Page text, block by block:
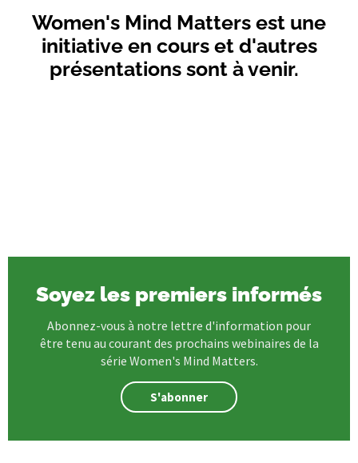
Women's Mind Matters est une
initiative en cours et d'autres
présentations sont à venir.
Soyez les premiers informés
Abonnez-vous à notre lettre d'information pour
être tenu au courant des prochains webinaires de la
série Women's Mind Matters.
S'abonner